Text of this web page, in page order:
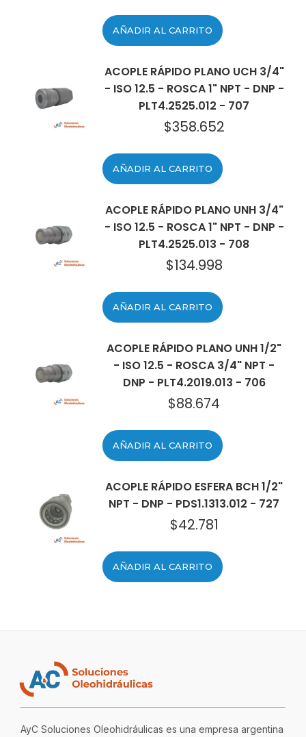
AÑADIR AL CARRITO
ACOPLE RÁPIDO PLANO UCH 3/4"
- ISO 12.5 - ROSCA 1" NPT - DNP -
PLT4.2525.012 - 707
$358.652
AÑADIR AL CARRITO
ACOPLE RÁPIDO PLANO UNH 3/4"
- ISO 12.5 - ROSCA 1" NPT - DNP -
PLT4.2525.013 - 708
$134.998
AÑADIR AL CARRITO
ACOPLE RÁPIDO PLANO UNH 1/2"
- ISO 12.5 - ROSCA 3/4" NPT -
DNP - PLT4.2019.013 - 706
$88.674
AÑADIR AL CARRITO
ACOPLE RÁPIDO ESFERA BCH 1/2"
NPT - DNP - PDS1.1313.012 - 727
$42.781
AÑADIR AL CARRITO
AyC Soluciones Oleohidráulicas es una empresa argentina